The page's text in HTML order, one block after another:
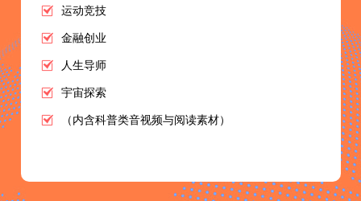
运动竞技
金融创业
人生导师
宇宙探索
（内含科普类音视频与阅读素材）